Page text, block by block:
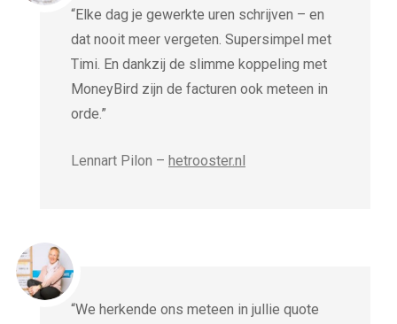
“Elke dag je gewerkte uren schrijven – en
dat nooit meer vergeten. Supersimpel met
Timi. En dankzij de slimme koppeling met
MoneyBird zijn de facturen ook meteen in
orde.”
Lennart Pilon – hetrooster.nl
“We herkende ons meteen in jullie quote